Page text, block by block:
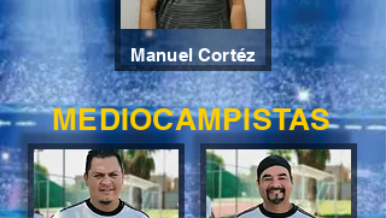
Manuel Cortéz
MEDIOCAMPISTAS